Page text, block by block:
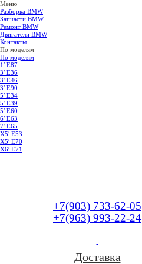
Меню
Разборка BMW
Запчасти BMW
Ремонт BMW
Двигатели BMW
Контакты
По моделям
По моделям
1′ E87
3′ E36
3′ E46
3′ E90
5′ E34
5′ E39
5′ E60
6′ E63
7′ E65
Х5′ E53
X5′ E70
X6′ E71
+7(903) 733-62-05
+7(963) 993-22-24
Доставка